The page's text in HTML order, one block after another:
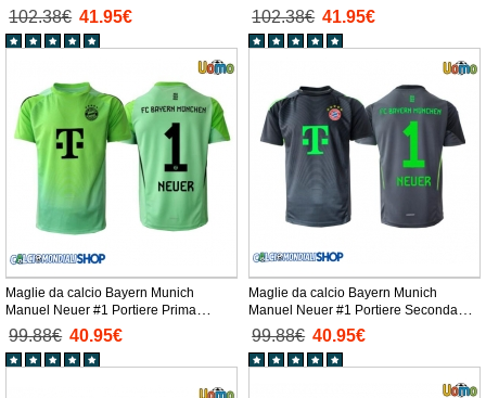
Manica Lunga
102.38€ 41.95€
Lunga
102.38€ 41.95€
Maglie da calcio Bayern Munich
Manuel Neuer #1 Portiere Prima
Maglia 2025-26 Manica Corta
99.88€ 40.95€
Maglie da calcio Bayern Munich
Manuel Neuer #1 Portiere Seconda
Maglia 2025-26 Manica Corta
99.88€ 40.95€